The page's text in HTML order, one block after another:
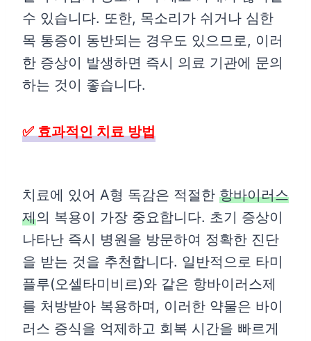
수 있습니다. 또한, 목소리가 쉬거나 심한
목 통증이 동반되는 경우도 있으므로, 이러
한 증상이 발생하면 즉시 의료 기관에 문의
하는 것이 좋습니다.
✅ 효과적인 치료 방법
치료에 있어 A형 독감은 적절한 항바이러스
제의 복용이 가장 중요합니다. 초기 증상이
나타난 즉시 병원을 방문하여 정확한 진단
을 받는 것을 추천합니다. 일반적으로 타미
플루(오셀타미비르)와 같은 항바이러스제
를 처방받아 복용하며, 이러한 약물은 바이
러스 증식을 억제하고 회복 시간을 빠르게